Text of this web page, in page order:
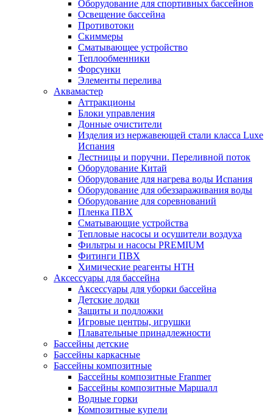
Оборудование для спортивных бассейнов
Освещение бассейна
Противотоки
Скиммеры
Сматывающее устройство
Теплообменники
Форсунки
Элементы перелива
Аквамастер
Аттракционы
Блоки управления
Донные очистители
Изделия из нержавеющей стали класса Luxe
Испания
Лестницы и поручни. Переливной поток
Оборудование Китай
Оборудование для нагрева воды Испания
Оборудование для обеззараживания воды
Оборудование для соревнований
Пленка ПВХ
Сматывающие устройства
Тепловые насосы и осушители воздуха
Фильтры и насосы PREMIUM
Фитинги ПВХ
Химические реагенты HTH
Аксессуары для бассейна
Аксессуары для уборки бассейна
Детские лодки
Защиты и подложки
Игровые центры, игрушки
Плавательные принадлежности
Бассейны детские
Бассейны каркасные
Бассейны композитные
Бассейны композитные Franmer
Бассейны композитные Маршалл
Водные горки
Композитные купели